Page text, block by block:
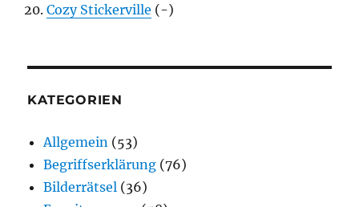
Cozy Stickerville (-)
KATEGORIEN
Allgemein (53)
Begriffserklärung (76)
Bilderrätsel (36)